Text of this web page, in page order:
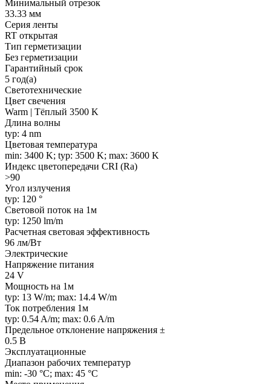
Минимальный отрезок
33.33 мм
Серия ленты
RT открытая
Тип герметизации
Без герметизации
Гарантийный срок
5 год(а)
Светотехнические
Цвет свечения
Warm | Тёплый 3500 K
Длина волны
typ: 4 nm
Цветовая температура
min: 3400 K; typ: 3500 K; max: 3600 K
Индекс цветопередачи CRI (Ra)
>90
Угол излучения
typ: 120 °
Световой поток на 1м
typ: 1250 lm/m
Расчетная световая эффективность
96 лм/Вт
Электрические
Напряжение питания
24 V
Мощность на 1м
typ: 13 W/m; max: 14.4 W/m
Ток потребления 1м
typ: 0.54 A/m; max: 0.6 A/m
Предельное отклонение напряжения ±
0.5 В
Эксплуатационные
Диапазон рабочих температур
min: -30 °C; max: 45 °C